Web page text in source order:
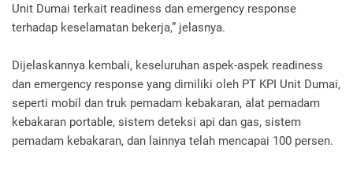
Unit Dumai terkait readiness dan emergency response
terhadap keselamatan bekerja,” jelasnya.
Dijelaskannya kembali, keseluruhan aspek-aspek readiness
dan emergency response yang dimiliki oleh PT KPI Unit Dumai,
seperti mobil dan truk pemadam kebakaran, alat pemadam
kebakaran portable, sistem deteksi api dan gas, sistem
pemadam kebakaran, dan lainnya telah mencapai 100 persen.